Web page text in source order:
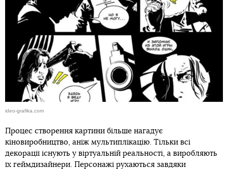
ideo-grafika.com
Процес створення картини більше нагадує
кіновиробництво, аніж мультиплікацію. Тільки всі
декорації існують у віртуальній реальності, а виробляють
їх геймдизайнери. Персонажі рухаються завдяки